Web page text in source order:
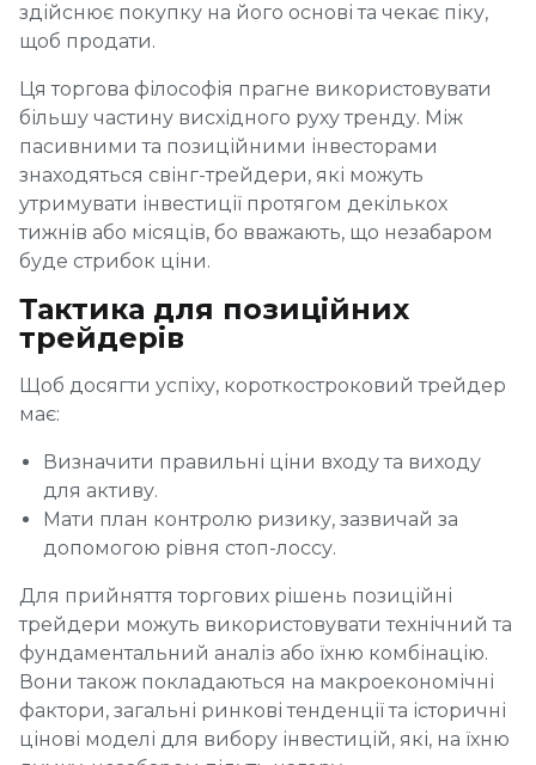
здійснює покупку на його основі та чекає піку,
щоб продати.
Ця торгова філософія прагне використовувати
більшу частину висхідного руху тренду. Між
пасивними та позиційними інвесторами
знаходяться свінг-трейдери, які можуть
утримувати інвестиції протягом декількох
тижнів або місяців, бо вважають, що незабаром
буде стрибок ціни.
Тактика для позиційних
трейдерів
Щоб досягти успіху, короткостроковий трейдер
має:
Визначити правильні ціни входу та виходу
для активу.
Мати план контролю ризику, зазвичай за
допомогою рівня стоп-лоссу.
Для прийняття торгових рішень позиційні
трейдери можуть використовувати технічний та
фундаментальний аналіз або їхню комбінацію.
Вони також покладаються на макроекономічні
фактори, загальні ринкові тенденції та історичні
цінові моделі для вибору інвестицій, які, на їхню